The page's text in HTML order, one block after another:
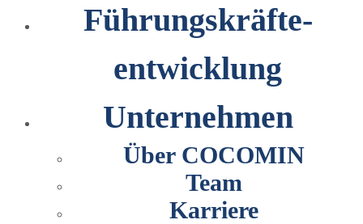
Führungskräfte­
entwicklung
Unternehmen
Über COCOMIN
Team
Karriere